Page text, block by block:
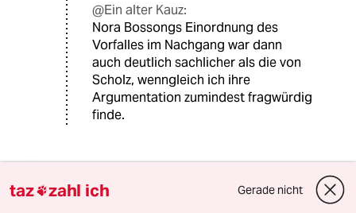
@Ein alter Kauz:
Nora Bossongs Einordnung des
Vorfalles im Nachgang war dann
auch deutlich sachlicher als die von
Scholz, wenngleich ich ihre
Argumentation zumindest fragwürdig
finde.
27.05.2022
taz zahl ich Gerade nicht